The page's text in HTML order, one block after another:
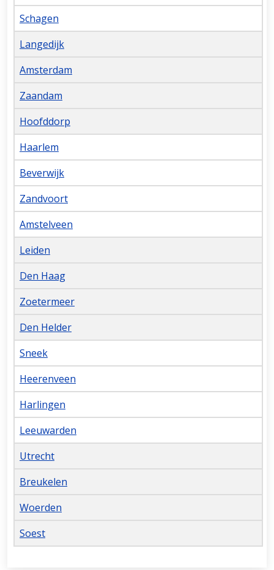
Schagen
Langedijk
Amsterdam
Zaandam
Hoofddorp
Haarlem
Beverwijk
Zandvoort
Amstelveen
Leiden
Den Haag
Zoetermeer
Den Helder
Sneek
Heerenveen
Harlingen
Leeuwarden
Utrecht
Breukelen
Woerden
Soest